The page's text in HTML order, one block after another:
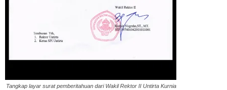
Tangkap layar surat pemberitahuan dari Wakil Rektor II Untirta Kurnia